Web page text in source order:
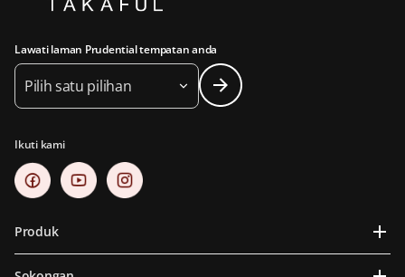
Lawati laman Prudential tempatan anda
Pilih satu pilihan
Ikuti kami
Produk